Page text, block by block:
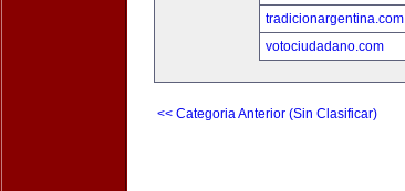
tradicionargentina.com
votociudadano.com
<< Categoria Anterior (Sin Clasificar)